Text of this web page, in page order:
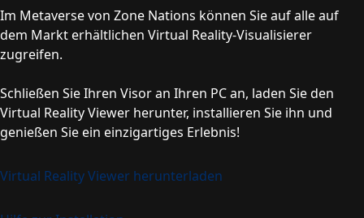
Im Metaverse von Zone Nations können Sie auf alle auf
dem Markt erhältlichen Virtual Reality-Visualisierer
zugreifen.
Schließen Sie Ihren Visor an Ihren PC an, laden Sie den
Virtual Reality Viewer herunter, installieren Sie ihn und
genießen Sie ein einzigartiges Erlebnis!
Virtual Reality Viewer herunterladen